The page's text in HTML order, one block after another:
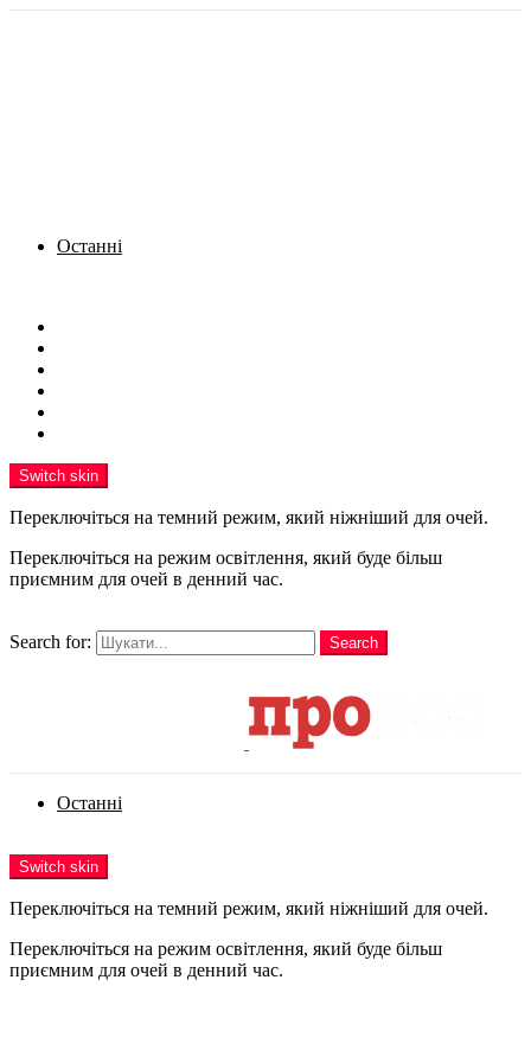
Останні
Switch skin
Переключіться на темний режим, який ніжніший для очей.
Переключіться на режим освітлення, який буде більш
приємним для очей в денний час.
Search for:
Search
Останні
Switch skin
Переключіться на темний режим, який ніжніший для очей.
Переключіться на режим освітлення, який буде більш
приємним для очей в денний час.